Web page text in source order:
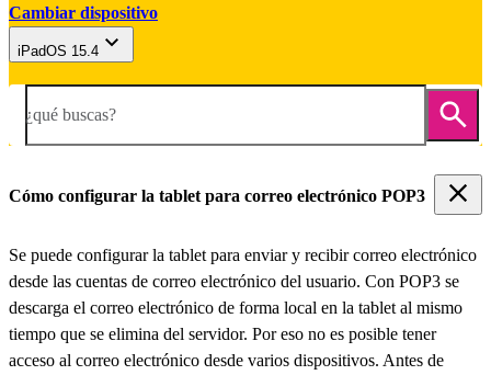
Cambiar dispositivo
iPadOS 15.4
¿qué buscas?
Cómo configurar la tablet para correo electrónico POP3
Se puede configurar la tablet para enviar y recibir correo electrónico
desde las cuentas de correo electrónico del usuario. Con POP3 se
descarga el correo electrónico de forma local en la tablet al mismo
tiempo que se elimina del servidor. Por eso no es posible tener
acceso al correo electrónico desde varios dispositivos. Antes de